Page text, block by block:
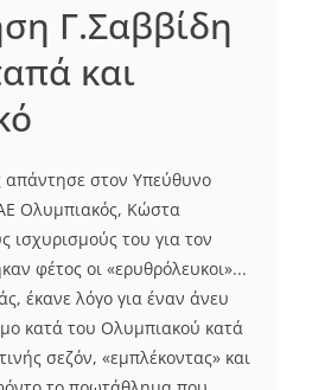
Γ.Σαββίδη
και
απάντησε στον Υπεύθυνο
Ολυμπιακός, Κώστα
ισχυρισμούς του για τον
φέτος οι «ερυθρόλευκοι»...
έκανε λόγο για έναν άνευ
κατά του Ολυμπιακού κατά
σεζόν, «εμπλέκοντας» και